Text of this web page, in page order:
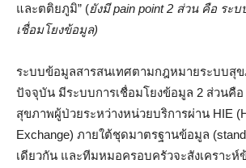
และตติยภูมิ” (ยังมีpain point 2 ส่วน คือ ระ
เชื่อมโยงข้อมูล)
ระบบข้อมูลสารสนเทศตามกฎหมายระบบสุ
ปัจจุบัน มีระบบการเชื่อมโยงข้อมูล 2 ส่วนคื
สุขภาพผู้ป่วยระหว่างหน่วยบริการผ่าน HIE
Exchange) ภายใต้ชุดมาตรฐานข้อมูล
เดียวกัน และทีมหมอครอบครัวจะสังเคราะ